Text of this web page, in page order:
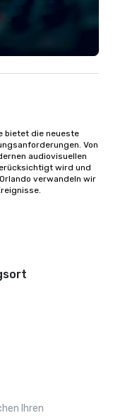
to executive
bietet die neueste
Von
audiovisuellen
wird und
verwandeln wir
Ihren